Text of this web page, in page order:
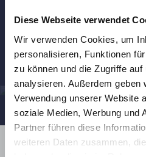
Diese Webseite verwendet
Wir verwenden Cookies, um
personalisieren, Funktionen
zu können und die Zugriffe
analysieren. Außerdem geben
Verwendung unserer Website
soziale Medien, Werbung und
Partner führen diese
weiteren Daten zusammen,
UNSER DEUTSCHES